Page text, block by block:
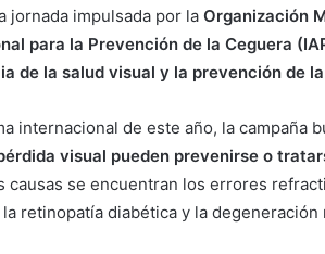
jornada impulsada por la Organización
para la Prevención de la Ceguera
de la salud visual y la prevención de
internacional de este año, la campaña
visual pueden prevenirse o
causas se encuentran los errores
retinopatía diabética y la degeneración